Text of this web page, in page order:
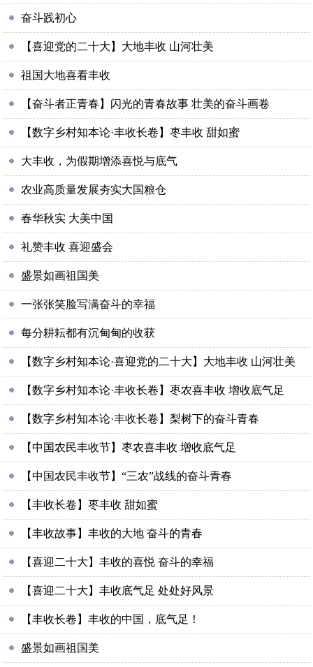
奋斗践初心
【喜迎党的二十大】大地丰收 山河壮美
祖国大地喜看丰收
【奋斗者正青春】闪光的青春故事 壮美的奋斗画卷
【数字乡村知本论·丰收长卷】枣丰收 甜如蜜
大丰收，为假期增添喜悦与底气
农业高质量发展夯实大国粮仓
春华秋实 大美中国
礼赞丰收 喜迎盛会
盛景如画祖国美
一张张笑脸写满奋斗的幸福
每分耕耘都有沉甸甸的收获
【数字乡村知本论·喜迎党的二十大】大地丰收 山河壮美
【数字乡村知本论·丰收长卷】枣农喜丰收 增收底气足
【数字乡村知本论·丰收长卷】梨树下的奋斗青春
【中国农民丰收节】枣农喜丰收 增收底气足
【中国农民丰收节】“三农”战线的奋斗青春
【丰收长卷】枣丰收 甜如蜜
【丰收故事】丰收的大地 奋斗的青春
【喜迎二十大】丰收的喜悦 奋斗的幸福
【喜迎二十大】丰收底气足 处处好风景
【丰收长卷】丰收的中国，底气足！
盛景如画祖国美